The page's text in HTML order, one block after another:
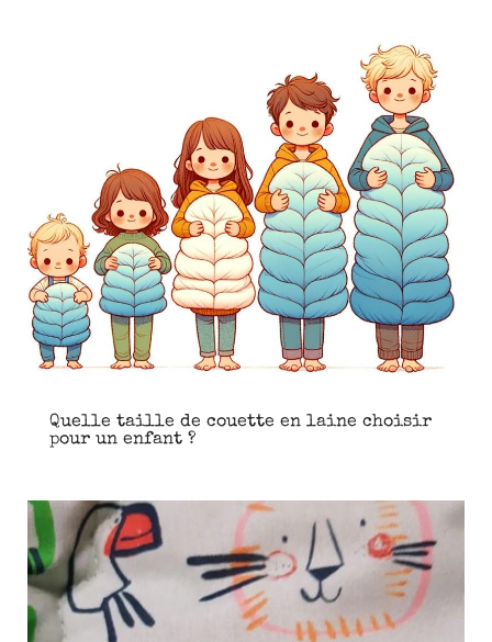
Quelle taille de couette en laine choisir
pour un enfant ?